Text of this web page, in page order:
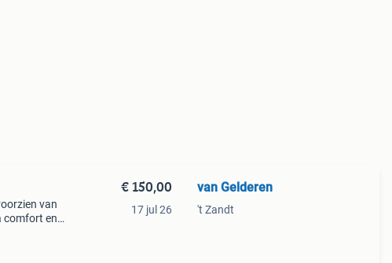
van
comfort en
€ 150,00
17 jul 26
van Gelderen
't Zandt